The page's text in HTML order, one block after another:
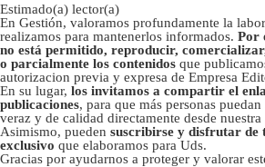
Estimado(a) lector(a)
En Gestión, valoramos profundamente la
realizamos para mantenerlos informados. Por
no está permitido, reproducir,
o parcialmente los contenidos que
autorizacion previa y expresa de Empresa
En su lugar, los invitamos a compartir el
publicaciones, para que más personas
veraz y de calidad directamente desde
Asimismo, pueden suscribirse y disfrutar de
exclusivo que elaboramos para Uds.
Gracias por ayudarnos a proteger y valorar